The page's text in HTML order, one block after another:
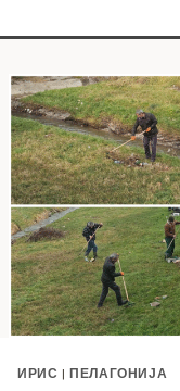
ИРИС |ПЕЛАГОНИЈА